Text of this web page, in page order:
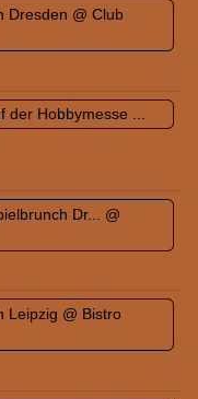
Dresden @ Club
der Hobbymesse ...
Dr... @
Leipzig @ Bistro